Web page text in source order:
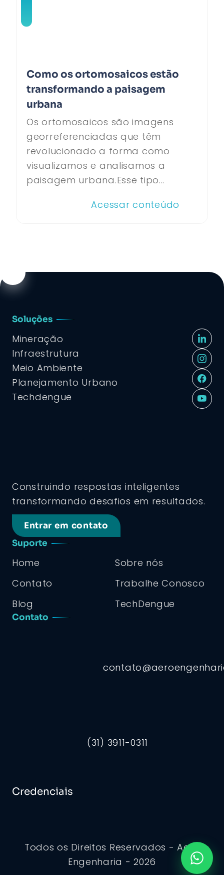
Como os ortomosaicos estão
transformando a paisagem
urbana
Os ortomosaicos são imagens
georreferenciadas que têm
revolucionado a forma como
visualizamos e analisamos a
paisagem urbana.Esse tipo...
Acessar conteúdo
Construindo respostas inteligentes
transformando desafios em resultados.
Entrar em contato
Suporte
Home
Sobre nós
Contato
Trabalhe Conosco
Blog
TechDengue
Contato
(31) 3911-0311
Credenciais
Soluções
Mineração
Infraestrutura
Meio Ambiente
Planejamento Urbano
Techdengue
Todos os Direitos Reservados - Aero
Engenharia - 2026